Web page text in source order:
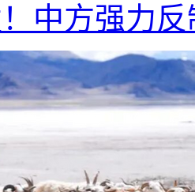
中方强力